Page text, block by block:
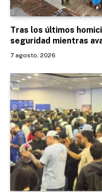
Tras los últimos
seguridad mientras
7 agosto, 2026